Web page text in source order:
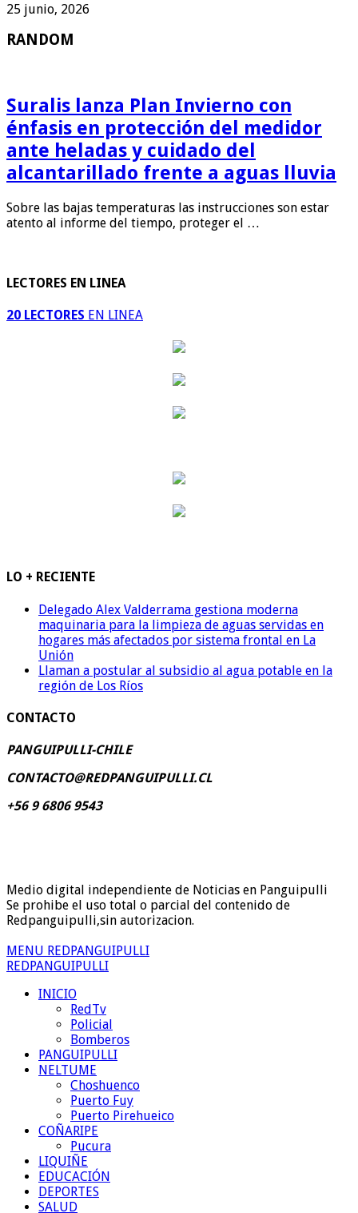
25 junio, 2026
RANDOM
Suralis lanza Plan Invierno con
énfasis en protección del medidor
ante heladas y cuidado del
alcantarillado frente a aguas lluvia
Sobre las bajas temperaturas las instrucciones son estar
atento al informe del tiempo, proteger el …
LECTORES EN LINEA
20 LECTORES EN LINEA
LO + RECIENTE
Delegado Alex Valderrama gestiona moderna
maquinaria para la limpieza de aguas servidas en
hogares más afectados por sistema frontal en La
Unión
Llaman a postular al subsidio al agua potable en la
región de Los Ríos
CONTACTO
PANGUIPULLI-CHILE
CONTACTO@REDPANGUIPULLI.CL
+56 9 6806 9543
Medio digital independiente de Noticias en Panguipulli
Se prohibe el uso total o parcial del contenido de
Redpanguipulli,sin autorizacion.
MENU REDPANGUIPULLI
REDPANGUIPULLI
INICIO
RedTv
Policial
Bomberos
PANGUIPULLI
NELTUME
Choshuenco
Puerto Fuy
Puerto Pirehueico
COÑARIPE
Pucura
LIQUIÑE
EDUCACIÓN
DEPORTES
SALUD